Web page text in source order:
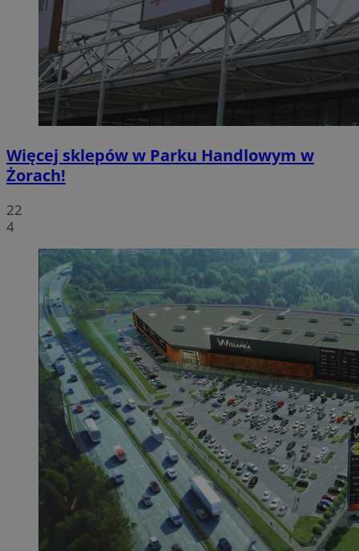
Więcej sklepów w Parku Handlowym w
Żorach!
22
4